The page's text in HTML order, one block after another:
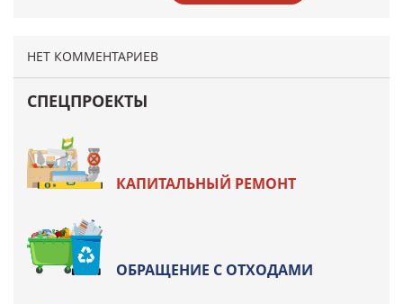
НЕТ КОММЕНТАРИЕВ
СПЕЦПРОЕКТЫ
КАПИТАЛЬНЫЙ РЕМОНТ
ОБРАЩЕНИЕ С ОТХОДАМИ